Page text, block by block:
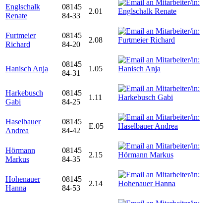
Englschalk
Renate
08145
84-33
2.01
Furtmeier
Richard
08145
84-20
2.08
Hanisch Anja
08145
84-31
1.05
Harkebusch
Gabi
08145
84-25
1.11
Haselbauer
Andrea
08145
84-42
E.05
Hörmann
Markus
08145
84-35
2.15
Hohenauer
Hanna
08145
84-53
2.14